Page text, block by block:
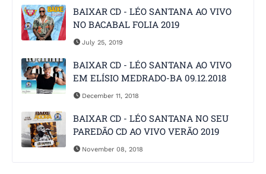
BAIXAR CD - LÉO SANTANA AO VIVO
NO BACABAL FOLIA 2019
July 25, 2019
BAIXAR CD - LÉO SANTANA AO VIVO
EM ELÍSIO MEDRADO-BA 09.12.2018
December 11, 2018
BAIXAR CD - LÉO SANTANA NO SEU
PAREDÃO CD AO VIVO VERÃO 2019
November 08, 2018